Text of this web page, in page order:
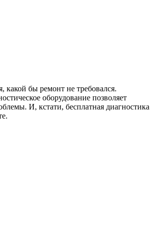
какой бы ремонт не требовался.
оборудование позволяет
И, кстати, бесплатная диагностика